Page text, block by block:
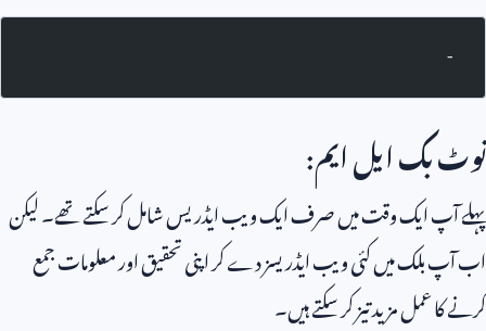
-
نوٹ بک ایل ایم:
پہلے آپ ایک وقت میں صرف ایک ویب ایڈریس شامل کر سکتے تھے۔ لیکن
اب آپ بلک میں کئی ویب ایڈریسز دے کر اپنی تحقیق اور معلومات جمع
کرنے کا عمل مزید تیز کر سکتے ہیں۔